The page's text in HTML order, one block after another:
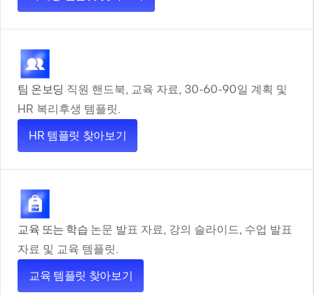
팀 온보딩 직원 핸드북, 교육 자료, 30-60-90일 계획 및
HR 복리후생 템플릿.
HR 템플릿 찾아보기
교육 또는 학습 논문 발표 자료, 강의 슬라이드, 수업 발표
자료 및 교육 템플릿.
교육 템플릿 찾아보기